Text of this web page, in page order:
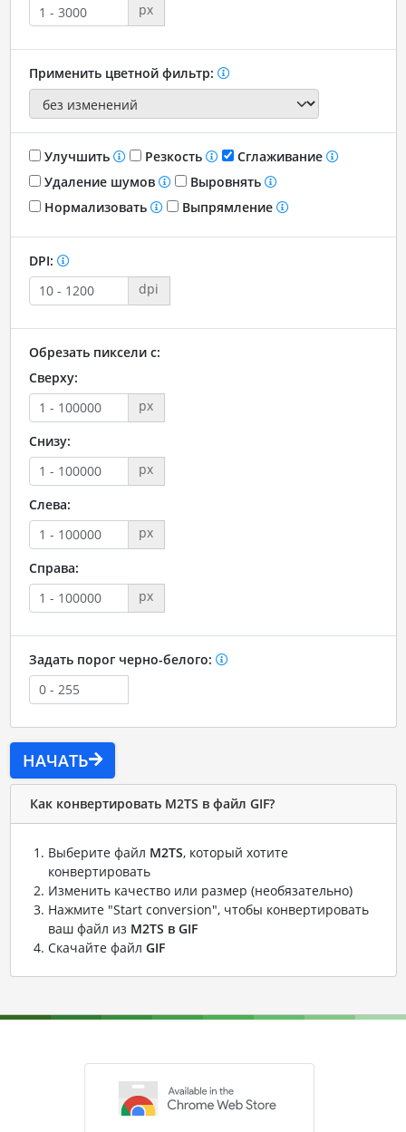
px
Применить цветной фильтр:
Улучшить Резкость
Сглаживание
Удаление шумов
Выровнять
Нормализовать
Выпрямление
DPI:
dpi
Обрезать пиксели с:
Сверху:
px
Снизу:
px
Слева:
px
Справа:
px
Задать порог черно-белого:
НАЧАТЬ
Как конвертировать M2TS в файл GIF?
Выберите файл M2TS, который хотите
конвертировать
Изменить качество или размер (необязательно)
Нажмите "Start conversion", чтобы конвертировать
ваш файл из M2TS в GIF
Скачайте файл GIF